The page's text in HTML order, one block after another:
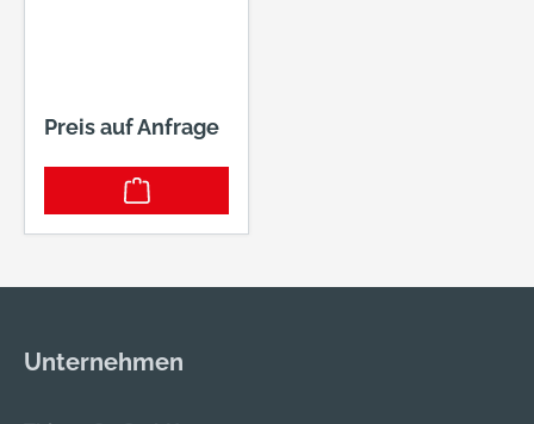
Preis auf Anfrage
Unternehmen